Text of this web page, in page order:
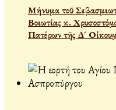
Μήνυμα τοῦ
Βοιωτίας κ.
Πατέρων τῆς Δ´